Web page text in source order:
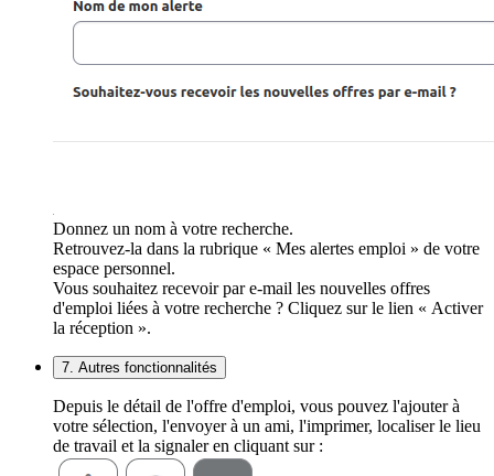
Donnez un nom à votre recherche.
Retrouvez-la dans la rubrique « Mes alertes emploi » de votre
espace personnel.
Vous souhaitez recevoir par e-mail les nouvelles offres
d'emploi liées à votre recherche ? Cliquez sur le lien « Activer
la réception ».
7. Autres fonctionnalités
Depuis le détail de l'offre d'emploi, vous pouvez l'ajouter à
votre sélection, l'envoyer à un ami, l'imprimer, localiser le lieu
de travail et la signaler en cliquant sur :